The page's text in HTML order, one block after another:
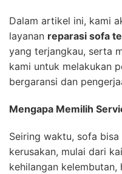
Dalam artikel ini, kami
layanan reparasi sofa
yang terjangkau, serta
kami untuk melakukan
bergaransi dan
Mengapa Memilih
Seiring waktu, sofa
kerusakan, mulai dari
kehilangan